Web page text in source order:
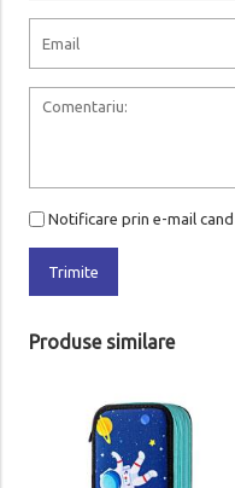
Notificare prin e-mail
Trimite
Produse similare